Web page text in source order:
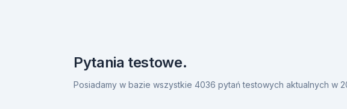
Pytania testowe.
Posiadamy w bazie wszystkie 4036 pytań testowych aktualnych w